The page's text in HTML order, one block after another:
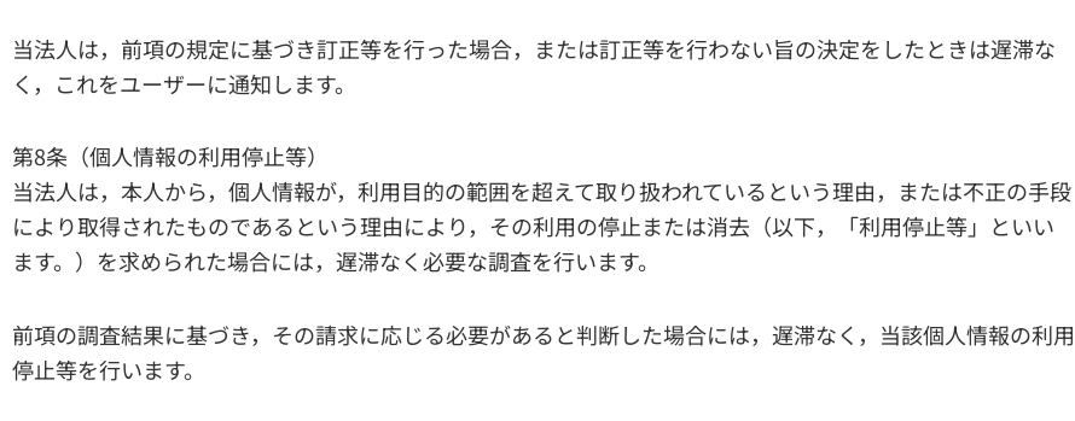
当法人は，前項の規定に基づき訂正等を行った場合，または訂正等を行わない旨の決定をしたときは遅滞な
く，これをユーザーに通知します。
第8条（個人情報の利用停止等）
当法人は，本人から，個人情報が，利用目的の範囲を超えて取り扱われているという理由，または不正の手段
により取得されたものであるという理由により，その利用の停止または消去（以下，「利用停止等」といい
ます。）を求められた場合には，遅滞なく必要な調査を行います。
前項の調査結果に基づき，その請求に応じる必要があると判断した場合には，遅滞なく，当該個人情報の利用
停止等を行います。